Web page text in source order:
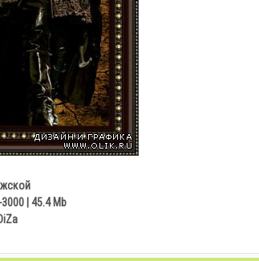
| 45.4 Mb